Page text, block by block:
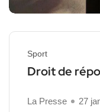
Sport
Droit de
La Presse
27